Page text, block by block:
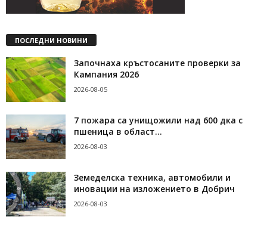
ПОСЛЕДНИ НОВИНИ
Започнаха кръстосаните проверки за
Кампания 2026
2026-08-05
7 пожара са унищожили над 600 дка с
пшеница в област...
2026-08-03
Земеделска техника, автомобили и
иновации на изложението в Добрич
2026-08-03